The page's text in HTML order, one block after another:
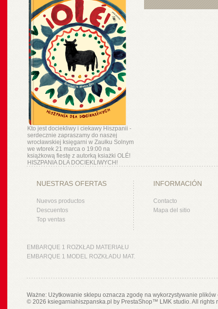
Kto jest dociekliwy i ciekawy Hiszpanii -
serdecznie zapraszamy do naszej
wrocławskiej księgarni w Zaułku Solnym
we wtorek 21 marca o 19:00 na
książkową fiestę z autorką ksiażki OLÉ!
HISZPANIA DLA DOCIEKLIWYCH!
NUESTRAS OFERTAS
Nuevos productos
Descuentos
Top ventas
INFORMACIÓN
Contacto
Mapa del sitio
EMBARQUE 1 ROZKŁAD MATERIAŁU
EMBARQUE 1 MODEL ROZKŁADU MAT.
Ważne: Użytkowanie sklepu oznacza zgodę na wykorzystywanie
© 2026 ksiegarniahiszpanska.pl by PrestaShop™ LMK studio. All rights